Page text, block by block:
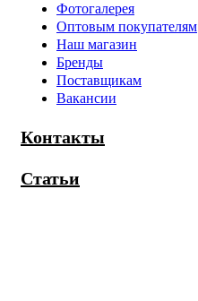
Фотогалерея
Оптовым покупателям
Наш магазин
Бренды
Поставщикам
Вакансии
Контакты
Статьи